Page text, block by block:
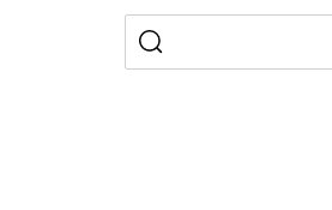
Hochschule Luzern hslu
Ausbildung, akademische
Weiterbildung, Forschung,